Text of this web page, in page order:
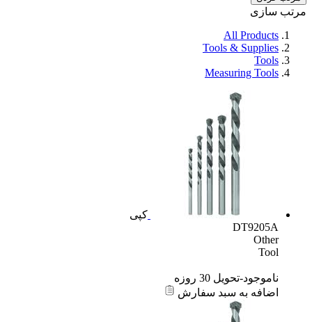
مرتب سازی
All Products
Tools & Supplies
Tools
Measuring Tools
کپی
DT9205A
Other
Tool
ناموجود-تحویل 30 روزه
اضافه به سبد سفارش